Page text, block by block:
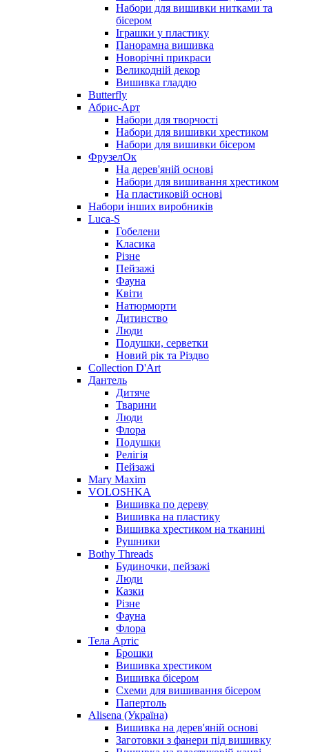
Набори для вишивки нитками та
бісером
Іграшки у пластику
Панорамна вишивка
Новорічні прикраси
Великодній декор
Вишивка гладдю
Butterfly
Абрис-Арт
Набори для творчості
Набори для вишивки хрестиком
Набори для вишивки бісером
ФрузелОк
На дерев'яній основі
Набори для вишивання хрестиком
На пластиковій основі
Набори інших виробників
Luca-S
Гобелени
Класика
Різне
Пейзажі
Фауна
Квіти
Натюрморти
Дитинство
Люди
Подушки, серветки
Новий рік та Різдво
Collection D'Art
Дантель
Дитяче
Тварини
Люди
Флора
Подушки
Релігія
Пейзажі
Mary Maxim
VOLOSHKA
Вишивка по дереву
Вишивка на пластику
Вишивка хрестиком на тканині
Рушники
Bothy Threads
Будиночки, пейзажі
Люди
Казки
Різне
Фауна
Флора
Тела Артіс
Брошки
Вишивка хрестиком
Вишивка бісером
Схеми для вишивання бісером
Папертоль
Alisena (Україна)
Вишивка на дерев'яній основі
Заготовки з фанери під вишивку